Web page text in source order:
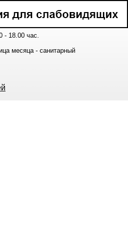
музея:
- 18.00 час.
месяца - санитарный